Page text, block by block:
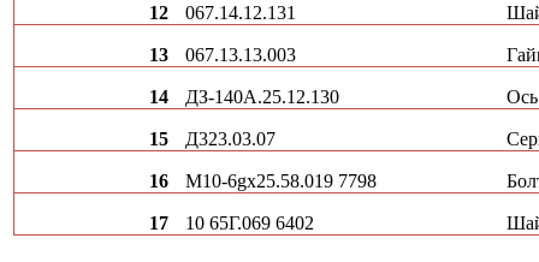
12 067.14.12.131
13 067.13.13.003
14 ДЗ-140А.25.12.130 Ось
15 Д323.03.07
16 М10-6gх25.58.019 7798
17 10 65Г.069 6402